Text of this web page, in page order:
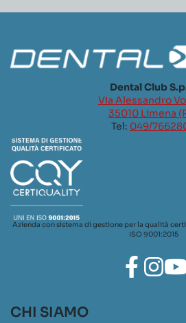
Dental Club
Via Alessandro
35010 Limena
Tel: 049/
Azienda con sistema di gestione per la qualità
ISO 9001:2015
CHI SIAMO